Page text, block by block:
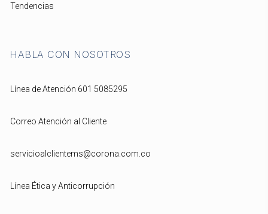
Tendencias
HABLA CON NOSOTROS
Línea de Atención 601 5085295
Correo Atención al Cliente
servicioalclientems@corona.com.co
Línea Ética y Anticorrupción